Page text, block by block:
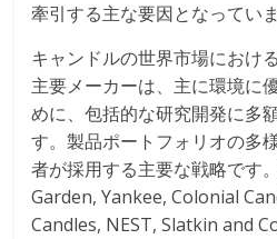
牽引する主な要因となっていま
キャンドルの世界市場におけ
主要メーカーは、主に環境に
めに、包括的な研究開発に多
す。製品ポートフォリオの多
者が採用する主要な戦略です
Garden, Yankee, Colonial
Candles, NEST, Slatkin and